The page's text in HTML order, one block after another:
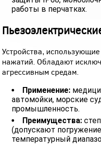
работы в перчатках.
Устройства,
нажатий. Обладают
агрессивным средам.
Применение:
автомойки, морские
промышленность.
Преимущества:
(допускают
температурный